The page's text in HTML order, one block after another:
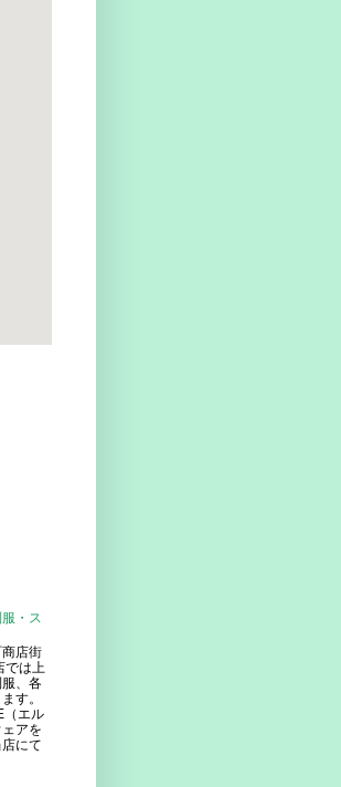
・ス
店街
では上
、各
す。
（エル
アを
にて